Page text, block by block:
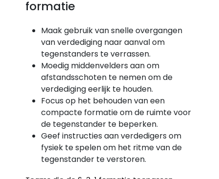
formatie
Maak gebruik van snelle overgangen
van verdediging naar aanval om
tegenstanders te verrassen.
Moedig middenvelders aan om
afstandsschoten te nemen om de
verdediging eerlijk te houden.
Focus op het behouden van een
compacte formatie om de ruimte voor
de tegenstander te beperken.
Geef instructies aan verdedigers om
fysiek te spelen om het ritme van de
tegenstander te verstoren.